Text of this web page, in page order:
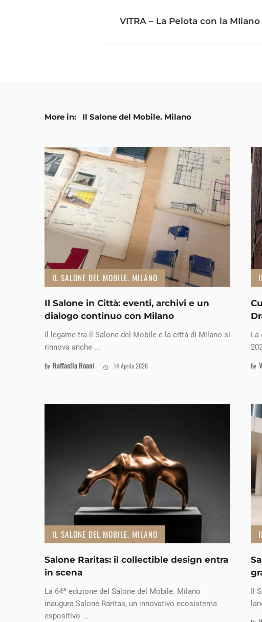
VITRA – La Pelota con la
More in: Il Salone del Mobile. Milano
IL SALONE DEL MOBILE. MILANO
Il Salone in Città: eventi, archivi e un
dialogo continuo con Milano
Il legame tra il Salone del Mobile e la città di Milano si
rinnova anche ...
By Raffaella Roani 14 Aprile 2026
La
By
IL SALONE DEL MOBILE. MILANO
Salone Raritas: il collectible design entra
in scena
La 64ª edizione del Salone del Mobile. Milano
inaugura Salone Raritas, un innovativo ecosistema
espositivo ...
Il